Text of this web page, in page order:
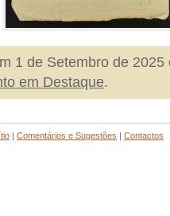
1 de Setembro de 2025
em Destaque.
| Comentários e Sugestões | Contactos